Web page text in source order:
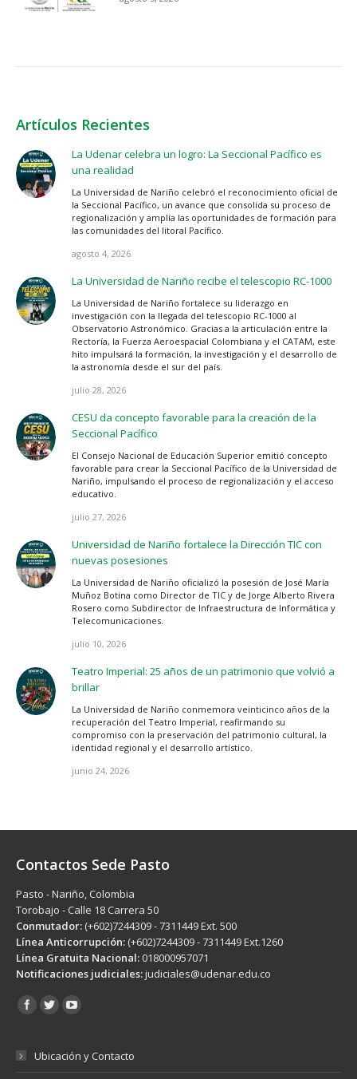
Artículos Recientes
La Udenar celebra un logro: La Seccional Pacífico es
una realidad
La Universidad de Nariño celebró el reconocimiento oficial de
la Seccional Pacífico, un avance que consolida su proceso de
regionalización y amplía las oportunidades de formación para
las comunidades del litoral Pacífico.
agosto 4, 2026
La Universidad de Nariño recibe el telescopio RC-1000
La Universidad de Nariño fortalece su liderazgo en
investigación con la llegada del telescopio RC-1000 al
Observatorio Astronómico. Gracias a la articulación entre la
Rectoría, la Fuerza Aeroespacial Colombiana y el CATAM, este
hito impulsará la formación, la investigación y el desarrollo de
la astronomía desde el sur del país.
julio 28, 2026
CESU da concepto favorable para la creación de la
Seccional Pacífico
El Consejo Nacional de Educación Superior emitió concepto
favorable para crear la Seccional Pacífico de la Universidad de
Nariño, impulsando el proceso de regionalización y el acceso
educativo.
julio 27, 2026
Universidad de Nariño fortalece la Dirección TIC con
nuevas posesiones
La Universidad de Nariño oficializó la posesión de José María
Muñoz Botina como Director de TIC y de Jorge Alberto Rivera
Rosero como Subdirector de Infraestructura de Informática y
Telecomunicaciones.
julio 10, 2026
Teatro Imperial: 25 años de un patrimonio que volvió a
brillar
La Universidad de Nariño conmemora veinticinco años de la
recuperación del Teatro Imperial, reafirmando su
compromiso con la preservación del patrimonio cultural, la
identidad regional y el desarrollo artístico.
junio 24, 2026
Contactos Sede Pasto
Pasto - Nariño, Colombia
Torobajo - Calle 18 Carrera 50
Conmutador: (+602)7244309 - 7311449 Ext. 500
Línea Anticorrupción: (+602)7244309 - 7311449 Ext.1260
Línea Gratuita Nacional: 018000957071
Notificaciones judiciales:judiciales@udenar.edu.co
Encuéntranos en:
Ubicación y Contacto